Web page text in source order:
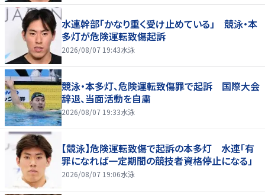
水連幹部「かなり重く受け止めている」 競泳・本
多灯が危険運転致傷起訴
2026/08/07 19:43水泳
競泳・本多灯、危険運転致傷罪で起訴 国際大会
辞退、当面活動を自粛
2026/08/07 19:33水泳
【競泳】危険運転致傷で起訴の本多灯 水連「有
罪になれば一定期間の競技者資格停止になる」
2026/08/07 19:06水泳